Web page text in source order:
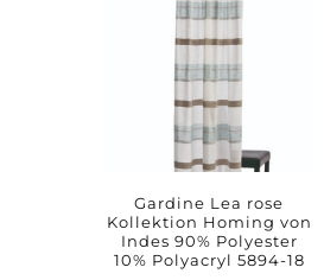
Gardine Lea rose
Kollektion Homing von
Indes 90% Polyester
10% Polyacryl 5894-18